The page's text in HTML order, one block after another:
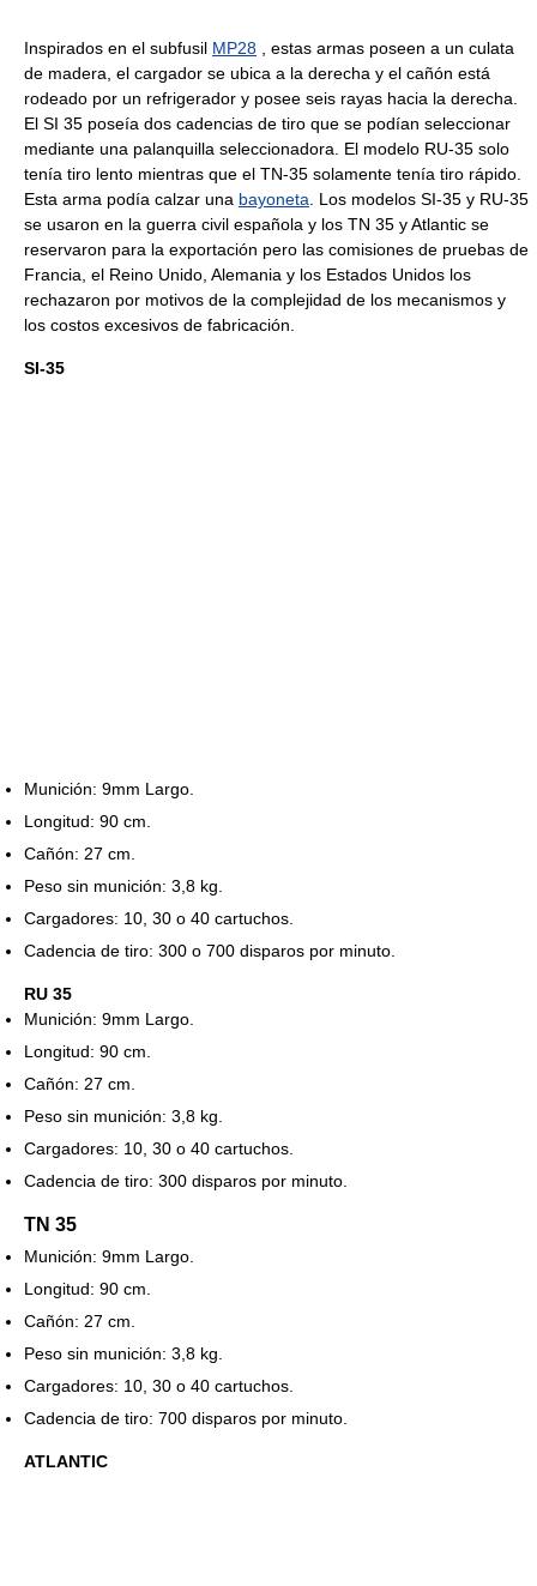
Inspirados en el subfusil MP28 , estas armas poseen a un culata
de madera, el cargador se ubica a la derecha y el cañón está
rodeado por un refrigerador y posee seis rayas hacia la derecha.
El SI 35 poseía dos cadencias de tiro que se podían seleccionar
mediante una palanquilla seleccionadora. El modelo RU-35 solo
tenía tiro lento mientras que el TN-35 solamente tenía tiro rápido.
Esta arma podía calzar una bayoneta. Los modelos SI-35 y RU-35
se usaron en la guerra civil española y los TN 35 y Atlantic se
reservaron para la exportación pero las comisiones de pruebas de
Francia, el Reino Unido, Alemania y los Estados Unidos los
rechazaron por motivos de la complejidad de los mecanismos y
los costos excesivos de fabricación.
SI-35
Munición: 9mm Largo.
Longitud: 90 cm.
Cañón: 27 cm.
Peso sin munición: 3,8 kg.
Cargadores: 10, 30 o 40 cartuchos.
Cadencia de tiro: 300 o 700 disparos por minuto.
RU 35
Munición: 9mm Largo.
Longitud: 90 cm.
Cañón: 27 cm.
Peso sin munición: 3,8 kg.
Cargadores: 10, 30 o 40 cartuchos.
Cadencia de tiro: 300 disparos por minuto.
TN 35
Munición: 9mm Largo.
Longitud: 90 cm.
Cañón: 27 cm.
Peso sin munición: 3,8 kg.
Cargadores: 10, 30 o 40 cartuchos.
Cadencia de tiro: 700 disparos por minuto.
ATLANTIC